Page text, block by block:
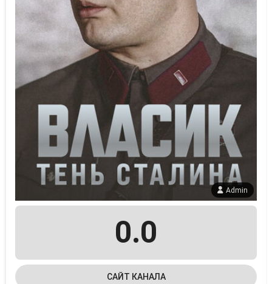
Admin
0.0
САЙТ КАНАЛА